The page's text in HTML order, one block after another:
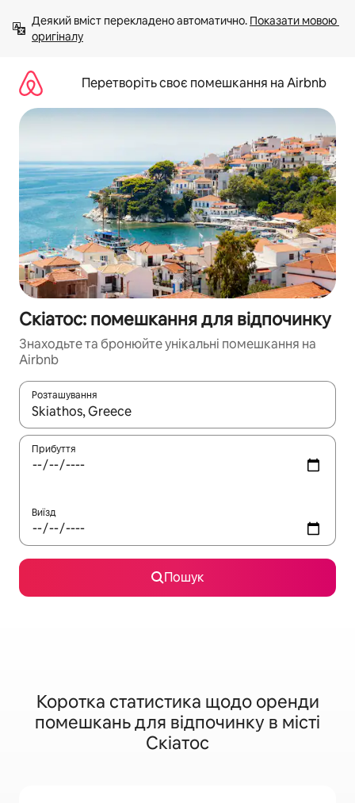
вмісту
Деякий вміст перекладено автоматично. Показати мовою
оригіналу
Перетворіть своє помешкання на Airbnb
Скіатос: помешкання для відпочинку
Знаходьте та бронюйте унікальні помешкання на
Airbnb
Розташування
Отримавши результати пошуку, використовуйте для
Прибуття
Виїзд
Пошук
Коротка статистика щодо оренди
помешкань для відпочинку в місті
Скіатос